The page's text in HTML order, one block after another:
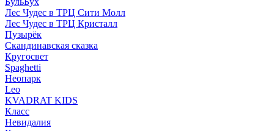
Лес Чудес в ТРЦ Сити Молл
Лес Чудес в ТРЦ Кристалл
Пузырëк
Скандинавская сказка
Кругосвет
Spaghetti
Неопарк
Leo
KVADRAT KIDS
Класс
Невидалия